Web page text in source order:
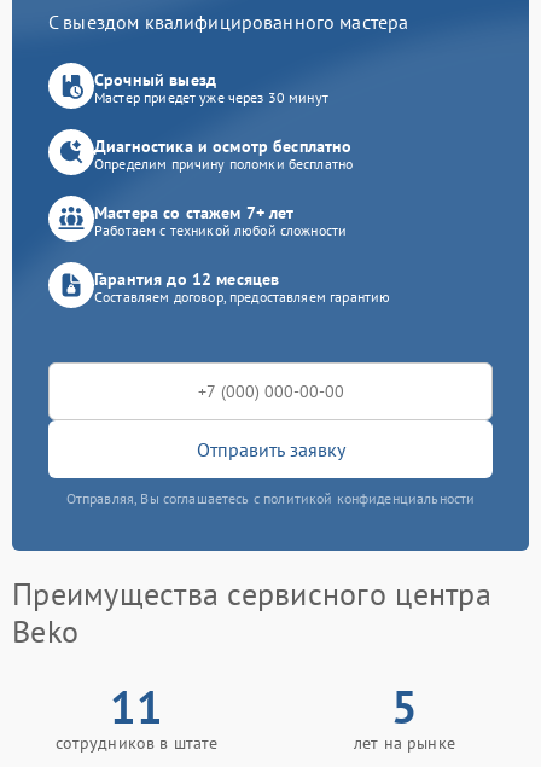
С выездом квалифицированного мастера
Срочный выезд
Мастер приедет уже через 30 минут
Диагностика и осмотр бесплатно
Определим причину поломки бесплатно
Мастера со стажем 7+ лет
Работаем с техникой любой сложности
Гарантия до 12 месяцев
Составляем договор, предоставляем гарантию
Отправить заявку
Отправляя, Вы соглашаетесь с политикой конфиденциальности
Преимущества сервисного центра
Beko
11
сотрудников в штате
5
лет на рынке